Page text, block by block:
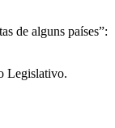
de alguns países”:
Legislativo.